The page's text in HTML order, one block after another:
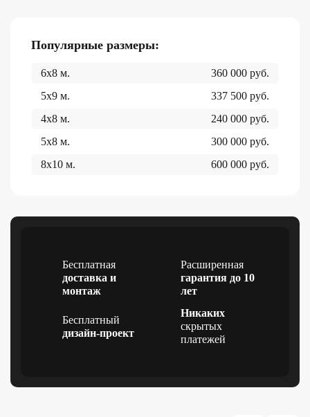
Популярные размеры:
6x8 м. 360 000 руб.
5x9 м. 337 500 руб.
4x8 м. 240 000 руб.
5x8 м. 300 000 руб.
8x10 м. 600 000 руб.
Бесплатная
доставка и
монтаж
Расширенная
гарантия до 10
лет
Бесплатный
дизайн-проект
Никаких
скрытых
платежей